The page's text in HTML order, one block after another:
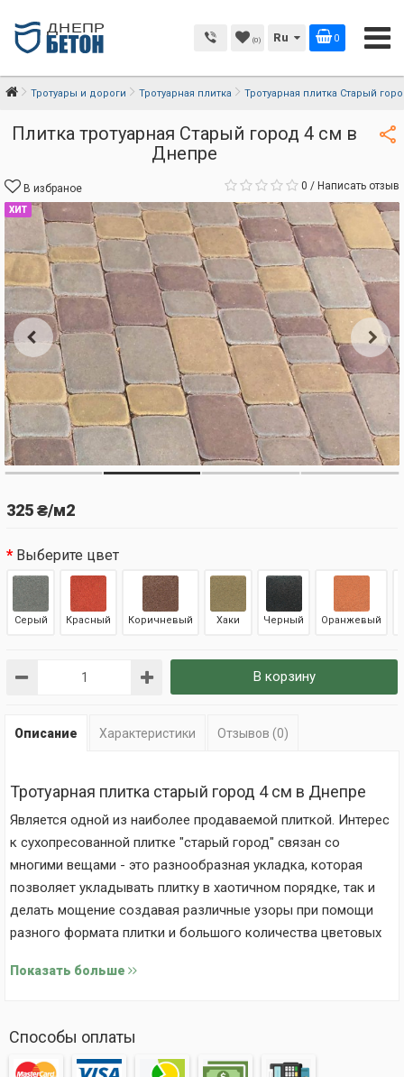
(0) Ru 0
Тротуары и дороги Тротуарная плитка Тротуарная плитка Старый
Плитка тротуарная Старый город 4 см в
Днепре
В избраное 0 / Написать отзыв
ХИТ
325 ₴/м2
Выберите цвет
Серый Красный Коричневый Хаки Черный Оранжевый
В корзину
Описание Характеристики Отзывов (0)
Тротуарная плитка старый город 4 см в Днепре
Является одной из наиболее продаваемой плиткой. Интерес
к сухопресованной плитке "старый город" связан со
многими вещами - это разнообразная укладка, которая
позволяет укладывать плитку в хаотичном порядке, так и
делать мощение создавая различные узоры при помощи
разного формата плитки и большого количества цветовых
каждый из которых имеет сглаженные углы, что позволяет
Показать больше
Способы оплаты